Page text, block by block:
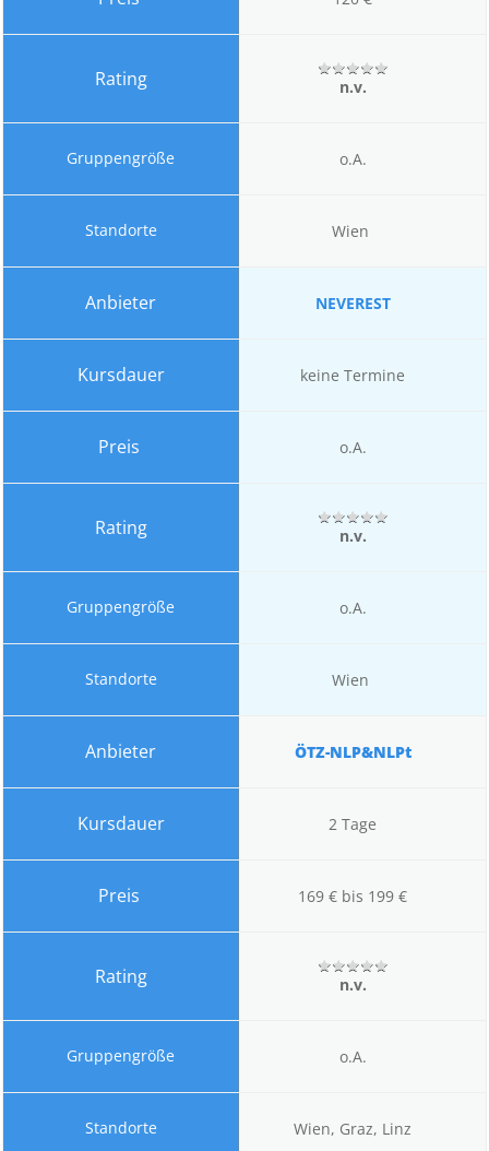
n.v.
o.A.
Wien
NEVEREST
keine Termine
o.A.
n.v.
o.A.
Wien
ÖTZ-NLP&NLPt
2 Tage
169 € bis 199 €
n.v.
o.A.
Wien, Graz, Linz